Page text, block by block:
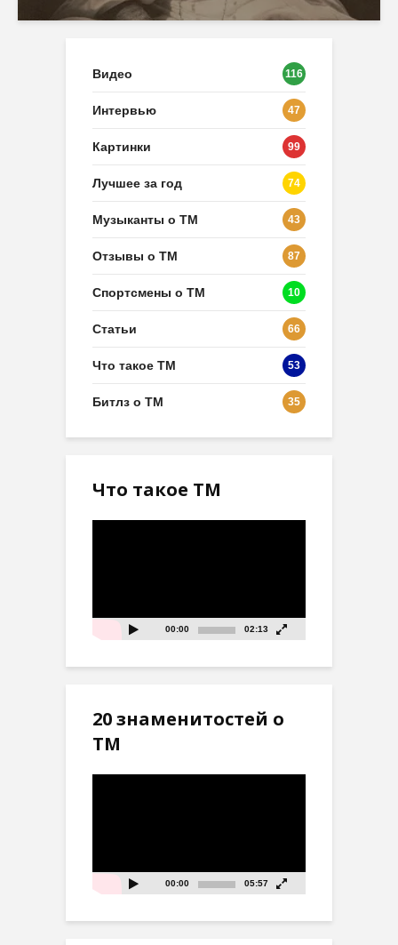
Видео 116
Интервью 47
Картинки 99
Лучшее за год 74
Музыканты о ТМ 43
Отзывы о ТМ 87
Спортсмены о ТМ 10
Статьи 66
Что такое ТМ 53
Битлз о ТМ 35
Что такое ТМ
00:00 02:13
20 знаменитостей о
ТМ
00:00 05:57